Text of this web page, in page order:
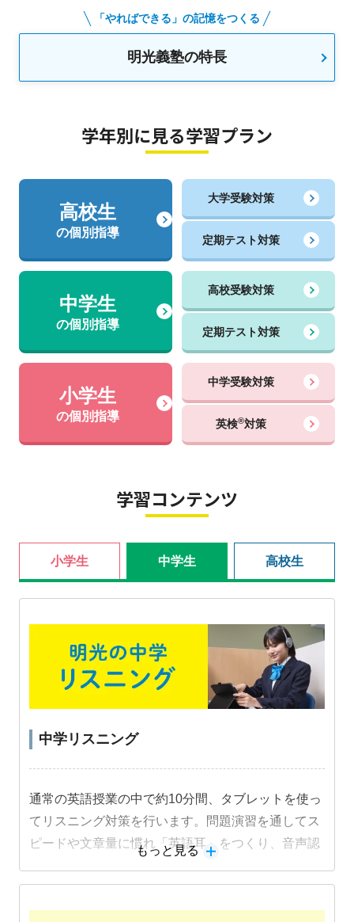
「やればできる」の記憶をつくる
明光義塾の特長
学年別に見る学習プラン
高校生
の個別指導
大学受験対策
定期テスト対策
中学生
の個別指導
高校受験対策
定期テスト対策
小学生
の個別指導
中学受験対策
英検®対策
学習コンテンツ
小学生 中学生 高校生
中学リスニング
通常の英語授業の中で約10分間、タブレットを使っ
てリスニング対策を行います。問題演習を通してス
ピードや文章量に慣れ「英語耳」をつくり、音声認
つけます。
もっと見る